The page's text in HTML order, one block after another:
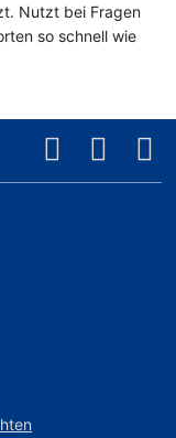
Nutzt bei Fragen
so schnell wie